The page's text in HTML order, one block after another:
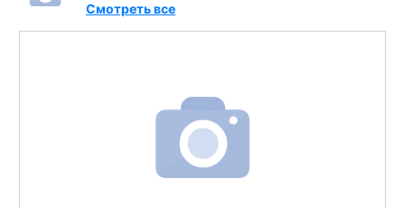
Смотреть все